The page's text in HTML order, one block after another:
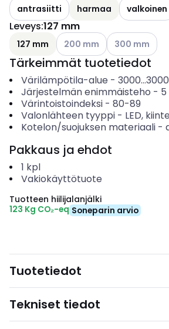
antrasiitti harmaa valkoinen
Leveys:127 mm
127 mm Katso käytettävissä olevat
200 mm Katso
300 mm
Tärkeimmät tuotetiedot
Värilämpötila-alue - 3000...3000
Järjestelmän enimmäisteho - 5
Värintoistoindeksi- 80-89
Valonlähteen tyyppi- LED,
Kotelon/suojuksen materiaali-
Pakkaus ja ehdot
1 kpl
Vakiokäyttötuote
Tuotteen hiilijalanjälki
123 Kg CO₂-eq Soneparin arvio
Tuotetiedot
Tekniset tiedot